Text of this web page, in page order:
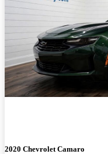
2020 Chevrolet Camaro